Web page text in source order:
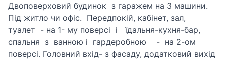
Двоповерховий будинок з гаражем на 3 машини.
Під житло чи офіс. Передпокій, кабінет, зал,
туалет - на 1- му поверсі і їдальня-кухня-бар,
спальня з ванною і гардеробною - на 2-ом
поверсі. Головний вхід- з фасаду, додатковий вихід